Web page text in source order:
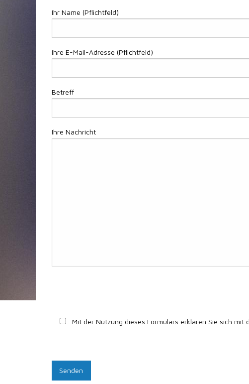
Ihr Name (Pflichtfeld)
Ihre E-Mail-Adresse (Pflichtfeld)
Betreff
Ihre Nachricht
Mit der Nutzung dieses Formulars erklären Sie sich